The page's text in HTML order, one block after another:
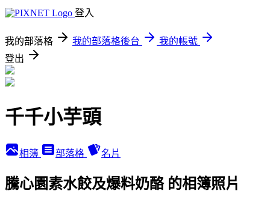
登入
我的部落格 我的部落格後台
我的帳號
登出
千千小芋頭
相簿 部落格 名片
騰心園素水餃及爆料奶酪 的相簿照片